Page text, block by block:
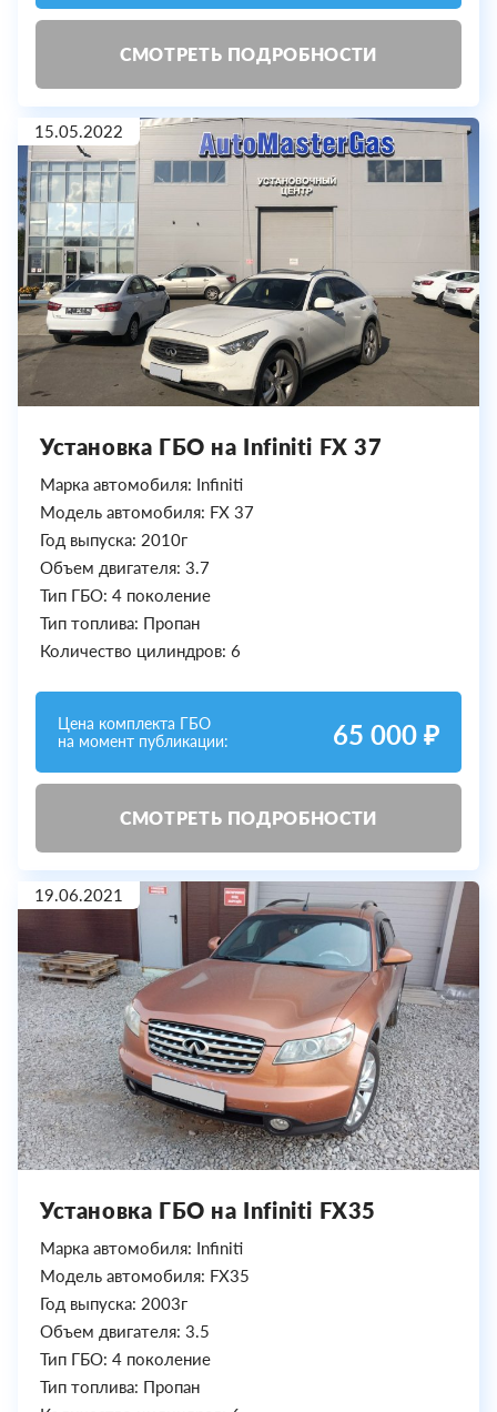
СМОТРЕТЬ ПОДРОБНОСТИ
15.05.2022
Установка ГБО на Infiniti FX 37
Марка автомобиля: Infiniti
Модель автомобиля: FX 37
Год выпуска: 2010г
Объем двигателя: 3.7
Тип ГБО: 4 поколение
Тип топлива: Пропан
Количество цилиндров: 6
Цена комплекта ГБО
на момент публикации:
65 000 ₽
СМОТРЕТЬ ПОДРОБНОСТИ
19.06.2021
Установка ГБО на Infiniti FX35
Марка автомобиля: Infiniti
Модель автомобиля: FX35
Год выпуска: 2003г
Объем двигателя: 3.5
Тип ГБО: 4 поколение
Тип топлива: Пропан